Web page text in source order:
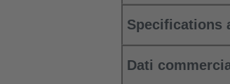
Specifications
Dati